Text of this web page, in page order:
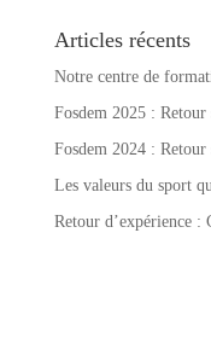
Articles récents
Notre centre de
Fosdem 2025 : Retour
Fosdem 2024 :
Les valeurs du sport
Retour d’expérience